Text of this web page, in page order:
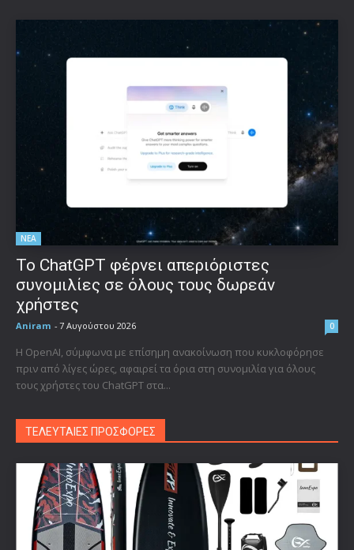
ΝΕΑ
Το ChatGPT φέρνει απεριόριστες
συνομιλίες σε όλους τους δωρεάν
χρήστες
Aniram - 7 Αυγούστου 2026 0
Η OpenAI, σύμφωνα με επίσημη ανακοίνωση που κυκλοφόρησε
πριν από λίγες ώρες, αφαιρεί τα όρια στη συνομιλία για όλους
τους χρήστες του ChatGPT στα...
ΤΕΛΕΥΤΑΙΕΣ ΠΡΟΣΦΟΡΕΣ